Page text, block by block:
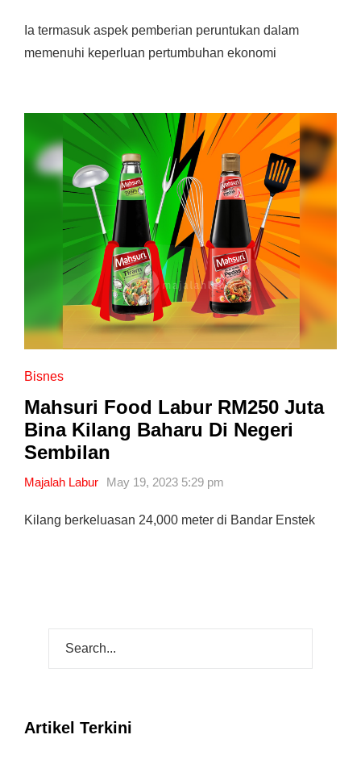
Ia termasuk aspek pemberian peruntukan dalam
memenuhi keperluan pertumbuhan ekonomi
Bisnes
Mahsuri Food Labur RM250 Juta
Bina Kilang Baharu Di Negeri
Sembilan
Majalah Labur May 19, 2023 5:29 pm
Kilang berkeluasan 24,000 meter di Bandar Enstek
Artikel Terkini